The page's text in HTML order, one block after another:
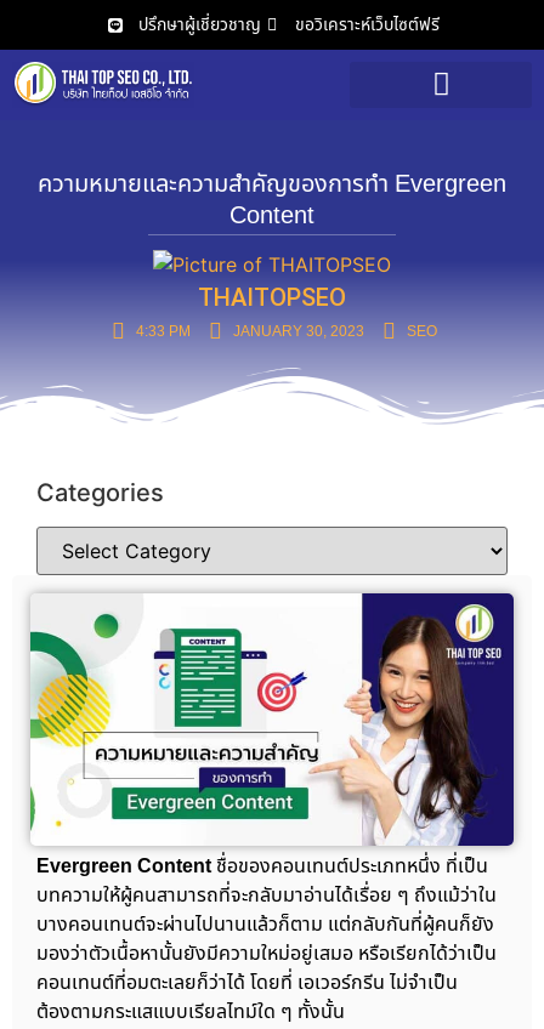
ปรึกษาผู้เชี่ยวชาญ ขอวิเคราะห์เว็บไซต์ฟรี
ความหมายและความสำคัญของการทำ Evergreen
Content
THAITOPSEO
4:33 PM JANUARY 30, 2023 SEO
Categories
Evergreen Contentชื่อของคอนเทนต์ประเภทหนึ่ง ที่เป็น
บทความให้ผู้คนสามารถที่จะกลับมาอ่านได้เรื่อย ๆ ถึงแม้ว่าใน
บางคอนเทนต์จะผ่านไปนานแล้วก็ตาม แต่กลับกันที่ผู้คนก็ยัง
มองว่าตัวเนื้อหานั้นยังมีความใหม่อยู่เสมอ หรือเรียกได้ว่าเป็น
คอนเทนต์ที่อมตะเลยก็ว่าได้ โดยที่ เอเวอร์กรีน ไม่จำเป็น
ต้องตามกระแสแบบเรียลไทม์ใด ๆ ทั้งนั้น